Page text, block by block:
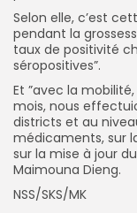
Selon elle, c’est
pendant la
taux de positivité
séropositives”.
Et ”avec la
mois, nous
districts et au
médicaments, sur
sur la mise à jour
Maimouna Dieng.
NSS/SKS/MK